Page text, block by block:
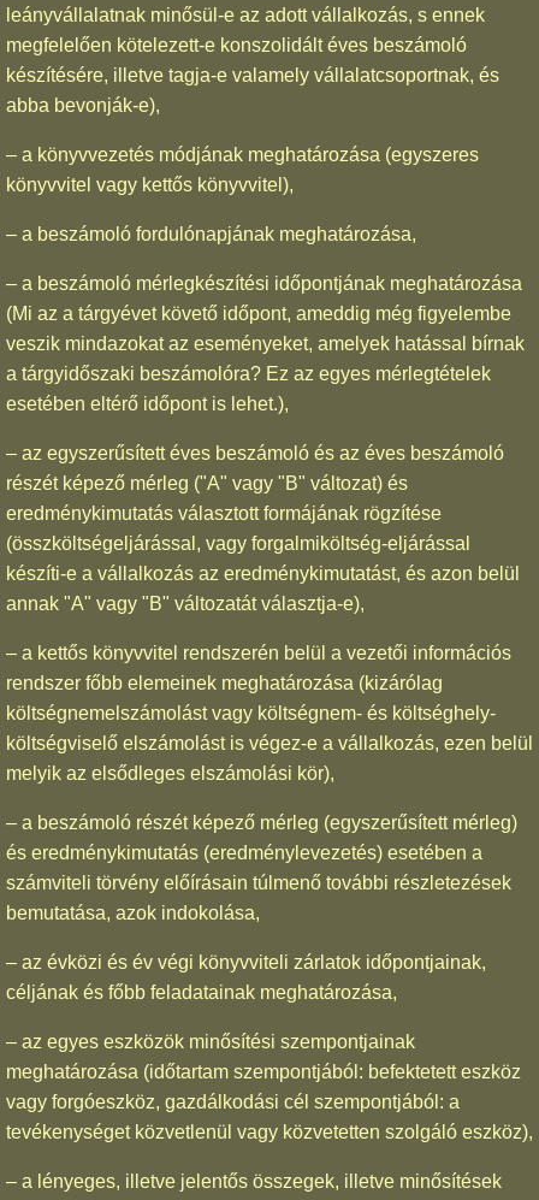
leányvállalatnak minősül-e az adott vállalkozás, s ennek
megfelelően kötelezett-e konszolidált éves beszámoló
készítésére, illetve tagja-e valamely vállalatcsoportnak, és
abba bevonják-e),
– a könyvvezetés módjának meghatározása (egyszeres
könyvvitel vagy kettős könyvvitel),
– a beszámoló fordulónapjának meghatározása,
– a beszámoló mérlegkészítési időpontjának meghatározása
(Mi az a tárgyévet követő időpont, ameddig még figyelembe
veszik mindazokat az eseményeket, amelyek hatással bírnak
a tárgyidőszaki beszámolóra? Ez az egyes mérlegtételek
esetében eltérő időpont is lehet.),
– az egyszerűsített éves beszámoló és az éves beszámoló
részét képező mérleg ("A" vagy "B" változat) és
eredménykimutatás választott formájának rögzítése
(összköltségeljárással, vagy forgalmiköltség-eljárással
készíti-e a vállalkozás az eredménykimutatást, és azon belül
annak "A" vagy "B" változatát választja-e),
– a kettős könyvvitel rendszerén belül a vezetői információs
rendszer főbb elemeinek meghatározása (kizárólag
költségnemelszámolást vagy költségnem- és költséghely-
költségviselő elszámolást is végez-e a vállalkozás, ezen belül
melyik az elsődleges elszámolási kör),
– a beszámoló részét képező mérleg (egyszerűsített mérleg)
és eredménykimutatás (eredménylevezetés) esetében a
számviteli törvény előírásain túlmenő további részletezések
bemutatása, azok indokolása,
– az évközi és év végi könyvviteli zárlatok időpontjainak,
céljának és főbb feladatainak meghatározása,
– az egyes eszközök minősítési szempontjainak
meghatározása (időtartam szempontjából: befektetett eszköz
vagy forgóeszköz, gazdálkodási cél szempontjából: a
tevékenységet közvetlenül vagy közvetetten szolgáló eszköz),
– a lényeges, illetve jelentős összegek, illetve minősítések